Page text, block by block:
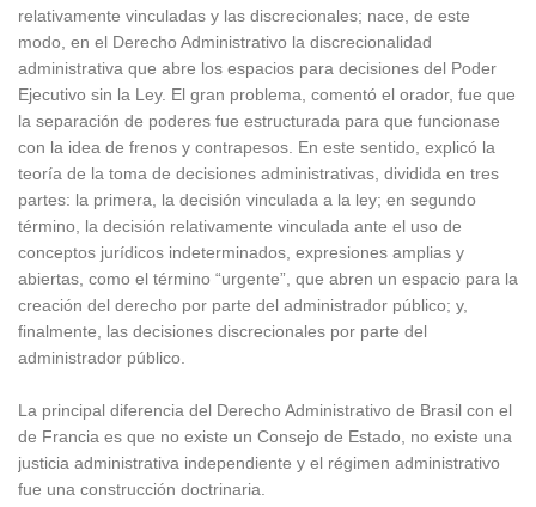
relativamente vinculadas y las discrecionales; nace, de este
modo, en el Derecho Administrativo la discrecionalidad
administrativa que abre los espacios para decisiones del Poder
Ejecutivo sin la Ley. El gran problema, comentó el orador, fue que
la separación de poderes fue estructurada para que funcionase
con la idea de frenos y contrapesos. En este sentido, explicó la
teoría de la toma de decisiones administrativas, dividida en tres
partes: la primera, la decisión vinculada a la ley; en segundo
término, la decisión relativamente vinculada ante el uso de
conceptos jurídicos indeterminados, expresiones amplias y
abiertas, como el término “urgente”, que abren un espacio para la
creación del derecho por parte del administrador público; y,
finalmente, las decisiones discrecionales por parte del
administrador público.
La principal diferencia del Derecho Administrativo de Brasil con el
de Francia es que no existe un Consejo de Estado, no existe una
justicia administrativa independiente y el régimen administrativo
fue una construcción doctrinaria.